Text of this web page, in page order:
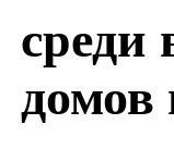
среди
домов